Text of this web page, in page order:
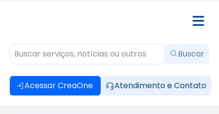
Acessar CreaOne Atendimento e Contato
Buscar